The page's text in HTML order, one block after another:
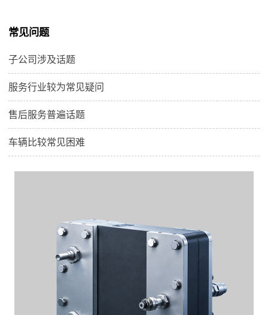
常见问题
子公司涉及话题
服务行业较为常见疑问
售后服务普遍话题
车辆比较常见困难